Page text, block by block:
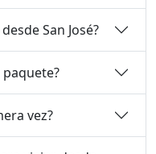
San José?
vez?